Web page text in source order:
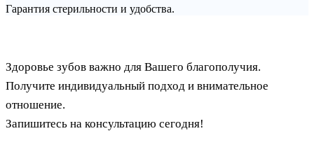
Гарантия стерильности и удобства.
Здоровье зубов важно для Вашего благополучия.
Получите индивидуальный подход и внимательное
отношение.
Запишитесь на консультацию сегодня!